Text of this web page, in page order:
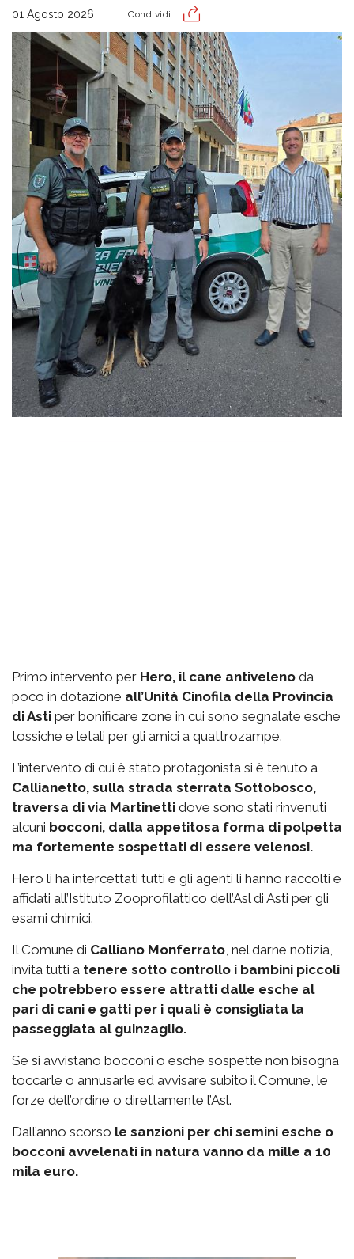
01 Agosto 2026 Condividi
Primo intervento per Hero, il cane antiveleno da
poco in dotazione all’Unità Cinofila della Provincia
di Asti per bonificare zone in cui sono segnalate esche
tossiche e letali per gli amici a quattrozampe.
L’intervento di cui è stato protagonista si è tenuto a
Callianetto, sulla strada sterrata Sottobosco,
traversa di via Martinetti dove sono stati rinvenuti
alcuni bocconi, dalla appetitosa forma di polpetta
ma fortemente sospettati di essere velenosi.
Hero li ha intercettati tutti e gli agenti li hanno raccolti e
affidati all’Istituto Zooprofilattico dell’Asl di Asti per gli
esami chimici.
Il Comune di Calliano Monferrato, nel darne notizia,
invita tutti a tenere sotto controllo i bambini piccoli
che potrebbero essere attratti dalle esche al
pari di cani e gatti per i quali è consigliata la
passeggiata al guinzaglio.
Se si avvistano bocconi o esche sospette non bisogna
toccarle o annusarle ed avvisare subito il Comune, le
forze dell’ordine o direttamente l’Asl.
Dall’anno scorso le sanzioni per chi semini esche o
bocconi avvelenati in natura vanno da mille a 10
mila euro.